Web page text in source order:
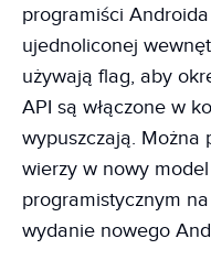
programiści
ujednoliconej
używają flag, aby
API są włączone w
wypuszczają. Można
wierzy w nowy
programistycznym
wydanie nowego